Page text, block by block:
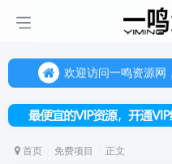
（每天更新5-20个
（每天更新5-20个
欢迎访问一鸣资源网
首页 免费项目 正文